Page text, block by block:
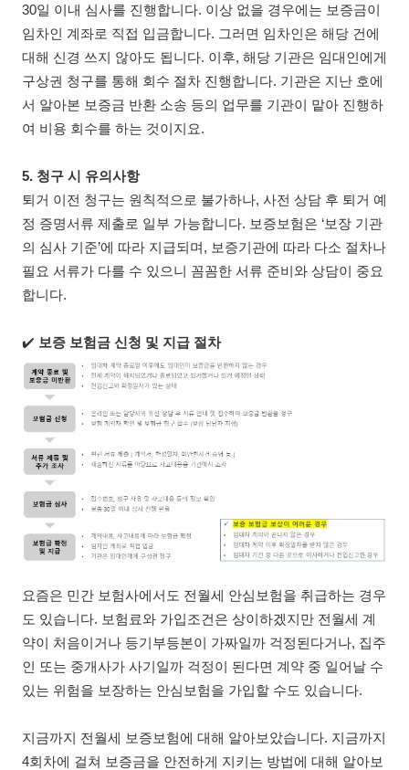
30일 이내 심사를 진행합니다. 이상 없을 경우에는 보증금이
임차인 계좌로 직접 입금합니다. 그러면 임차인은 해당 건에
대해 신경 쓰지 않아도 됩니다. 이후, 해당 기관은 임대인에게
구상권 청구를 통해 회수 절차 진행합니다. 기관은 지난 호에
서 알아본 보증금 반환 소송 등의 업무를 기관이 맡아 진행하
여 비용 회수를 하는 것이지요.
5. 청구 시 유의사항
퇴거 이전 청구는 원칙적으로 불가하나, 사전 상담 후 퇴거 예
정 증명서류 제출로 일부 가능합니다. 보증보험은 ‘보장 기관
의 심사 기준’에 따라 지급되며, 보증기관에 따라 다소 절차나
필요 서류가 다를 수 있으니 꼼꼼한 서류 준비와 상담이 중요
합니다.
✔️ 보증 보험금 신청 및 지급 절차
요즘은 민간 보험사에서도 전월세 안심보험을 취급하는 경우
도 있습니다. 보험료와 가입조건은 상이하겠지만 전월세 계
약이 처음이거나 등기부등본이 가짜일까 걱정된다거나, 집주
인 또는 중개사가 사기일까 걱정이 된다면 계약 중 일어날 수
있는 위험을 보장하는 안심보험을 가입할 수도 있습니다.
지금까지 전월세 보증보험에 대해 알아보았습니다. 지금까지
4회차에 걸쳐 보증금을 안전하게 지키는 방법에 대해 알아보